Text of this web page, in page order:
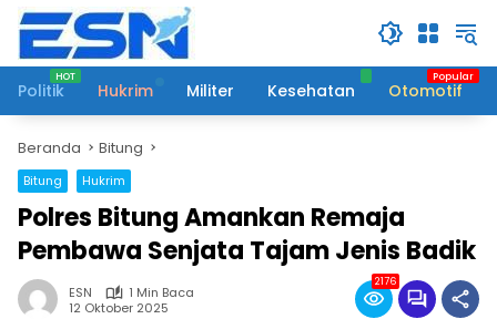
Langsung
konten
Politik
Hukrim Militer Kesehatan Otomotif
Beranda Bitung
Bitung Hukrim
Polres Bitung Amankan Remaja
Pembawa Senjata Tajam Jenis Badik
ESN
1 Min Baca
12 Oktober 2025
2176